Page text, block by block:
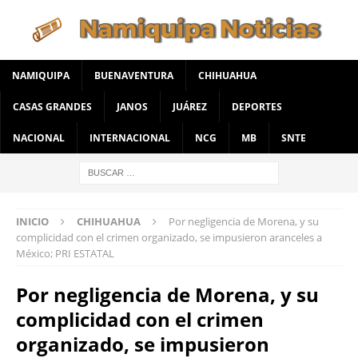
NAMIQUIPA BUENAVENTURA CHIHUAHUA
CASAS GRANDES JANOS JUÁREZ DEPORTES
NACIONAL INTERNACIONAL NCG MB SNTE
INICIO CHIHUAHUA
Por negligencia de Morena, y su
complicidad con el crimen organizado, se impusieron aranceles a
México; PRI ESTATAL
Por negligencia de Morena, y su
complicidad con el crimen
organizado, se impusieron